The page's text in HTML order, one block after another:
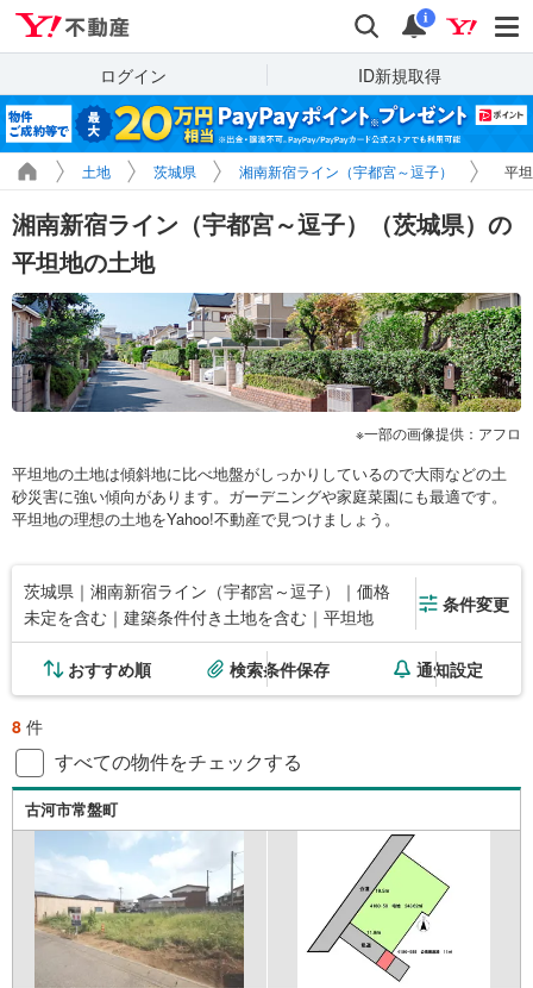
検索 通知
i
ログイン ID新規取得
土地 茨城県 湘南新宿ライン（宇都宮～逗子） 平
湘南新宿ライン（宇都宮～逗子）（茨城県）の
平坦地の土地
一部の画像提供：アフロ
平坦地の土地は傾斜地に比べ地盤がしっかりしているので大雨などの土
砂災害に強い傾向があります。ガーデニングや家庭菜園にも最適です。
平坦地の理想の土地をYahoo!不動産で見つけましょう。
茨城県｜湘南新宿ライン（宇都宮～逗子）｜価格
未定を含む｜建築条件付き土地を含む｜平坦地
条件変更
おすすめ順 検索条件保存 通知設定
8 件
すべての物件をチェックする
古河市常盤町